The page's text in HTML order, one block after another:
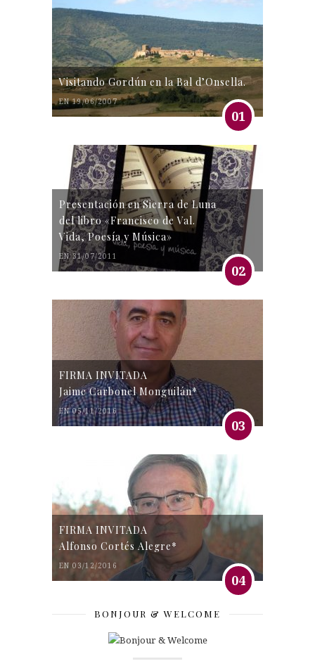
Visitando Gordún en la Bal d’Onsella.
EN 19/06/2007
01
Presentación en Sierra de Luna
del libro «Francisco de Val.
Vida, Poesía y Música»
EN 31/07/2011
02
FIRMA INVITADA
Jaime Carbonel Monguilán*
EN 05/11/2016
03
FIRMA INVITADA
Alfonso Cortés Alegre*
EN 03/12/2016
04
BONJOUR & WELCOME